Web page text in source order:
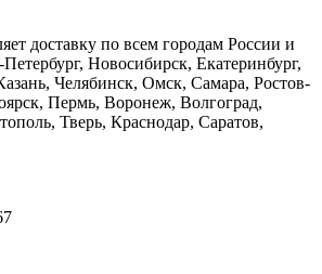
доставку по всем городам России и
Новосибирск, Екатеринбург,
Челябинск, Омск, Самара, Ростов-
Пермь, Воронеж, Волгоград,
Тверь, Краснодар, Саратов,